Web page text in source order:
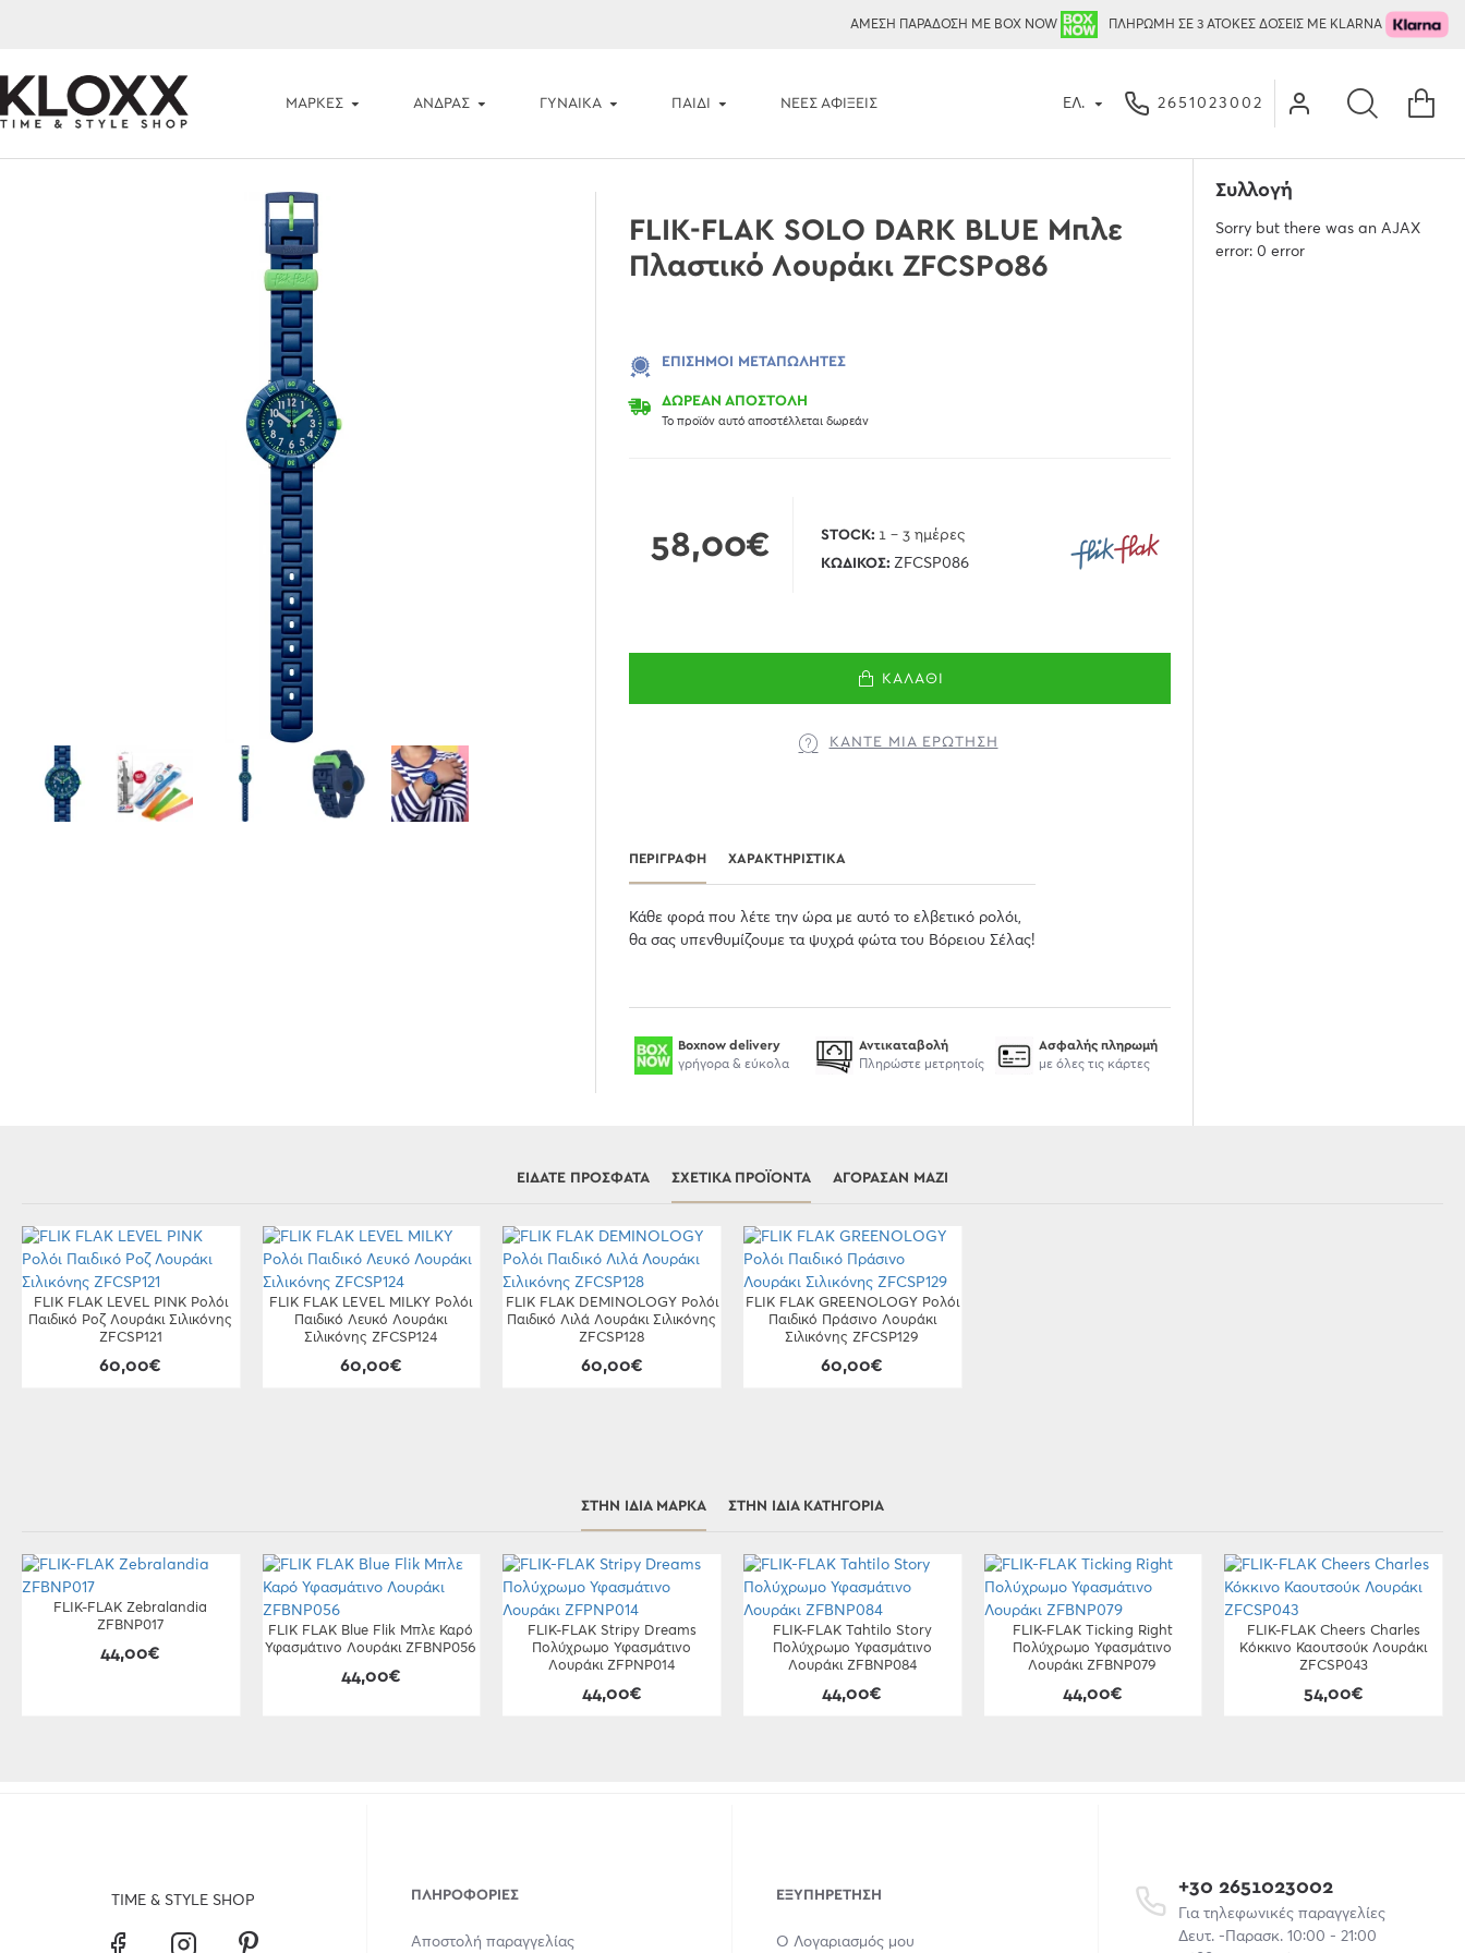
ΑΜΕΣΗ ΠΑΡΑΔΟΣΗ ΜΕ BOX NOW ΠΛΗΡΩΜΗ ΣΕ 3 ΑΤΟΚΕΣ ΔΟΣΕΙΣ ΜΕ KLARNA
ΜΆΡΚΕΣ ΑΝΔΡΑΣ ΓΥΝΑΙΚΑ ΠΑΙΔΙ ΝΈΕΣ ΑΦΊΞΕΙΣ ΕΛ. 2651023002
FLIK-FLAK SOLO DARK BLUE Μπλε
Πλαστικό Λουράκι ZFCSP086
ΔΩΡΕΑΝ ΑΠΟΣΤΟΛΗ
Το προϊόν αυτό αποστέλλεται δωρεάν
ΕΠΊΣΗΜΟΙ ΜΕΤΑΠΩΛΗΤΈΣ
58,00€ STOCK: 1 - 3 ημέρες
ΚΩΔΙΚΌΣ: ZFCSP086
ΚΑΛΆΘΙ
ΚΆΝΤΕ ΜΊΑ ΕΡΏΤΗΣΗ
ΠΕΡΙΓΡΑΦΉ ΧΑΡΑΚΤΗΡΙΣΤΙΚΆ
Κάθε φορά που λέτε την ώρα με αυτό το ελβετικό ρολόι,
θα σας υπενθυμίζουμε τα ψυχρά φώτα του Βόρειου Σέλας!
Boxnow delivery
γρήγορα & εύκολα
Αντικαταβολή
Πληρώστε μετρητοίς
Ασφαλής πληρωμή
με όλες τις κάρτες
Συλλογή
Sorry but there was an AJAX
error: 0 error
ΕΊΔΑΤΕ ΠΡΌΣΦΑΤΑ ΣΧΕΤΙΚΆ ΠΡΟΪΌΝΤΑ ΑΓΌΡΑΣΑΝ ΜΑΖΊ
FLIK FLAK LEVEL PINK Ρολόι
Παιδικό Ροζ Λουράκι Σιλικόνης
ZFCSP121
60,00€
FLIK FLAK LEVEL MILKY Ρολόι
Παιδικό Λευκό Λουράκι
Σιλικόνης ZFCSP124
60,00€
FLIK FLAK DEMINOLOGY Ρολόι
Παιδικό Λιλά Λουράκι Σιλικόνης
ZFCSP128
60,00€
FLIK FLAK GREENOLOGY Ρολόι
Παιδικό Πράσινο Λουράκι
Σιλικόνης ZFCSP129
60,00€
ΣΤΗΝ ΊΔΙΑ ΜΆΡΚΑ ΣΤΗΝ ΊΔΙΑ ΚΑΤΗΓΟΡΊΑ
FLIK-FLAK Zebralandia
ZFBNP017
44,00€
FLIK FLAK Blue Flik Μπλε Καρό
Υφασμάτινο Λουράκι ZFBNP056
44,00€
FLIK-FLAK Stripy Dreams
Πολύχρωμο Υφασμάτινο
Λουράκι ZFPNP014
44,00€
FLIK-FLAK Tahtilo Story
Πολύχρωμο Υφασμάτινο
Λουράκι ZFBNP084
44,00€
FLIK-FLAK Ticking Right
Πολύχρωμο Υφασμάτινο
Λουράκι ZFBNP079
44,00€
FLIK-FLAK Cheers Charles
Κόκκινο Καουτσούκ Λουράκι
ZFCSP043
54,00€
TIME & STYLE SHOP ΠΛΗΡΟΦΟΡΊΕΣ
Αποστολή παραγγελίας
ΕΞΥΠΗΡΈΤΗΣΗ
Ο Λογαριασμός μου
+30 2651023002
Για τηλεφωνικές παραγγελίες
Δευτ. -Παρασκ. 10:00 - 21:00